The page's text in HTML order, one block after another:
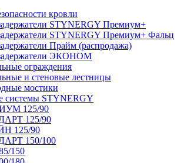
кровли
STYNERGY Премиум+
STYNERGY Премиум+ Фальц
Прайм (распродажа)
ЭКОНОМ
ограждения
и стеновые лестницы
мостики
системы STYNERGY
125/90
125/90
125/90
150/100
150